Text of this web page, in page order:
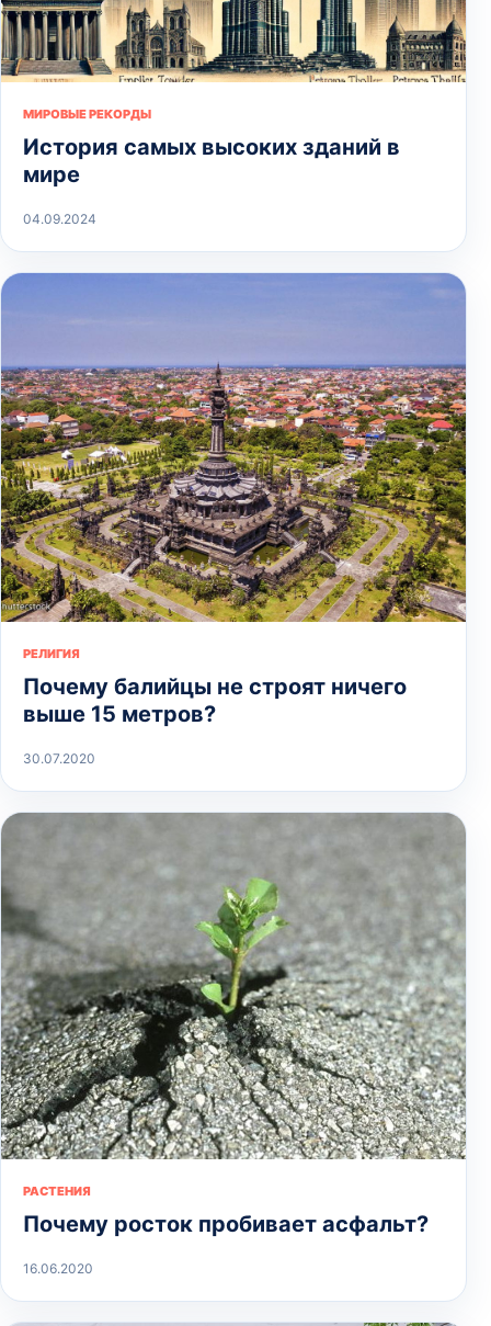
МИРОВЫЕ РЕКОРДЫ
История самых высоких зданий в
мире
04.09.2024
РЕЛИГИЯ
Почему балийцы не строят ничего
выше 15 метров?
30.07.2020
РАСТЕНИЯ
Почему росток пробивает асфальт?
16.06.2020